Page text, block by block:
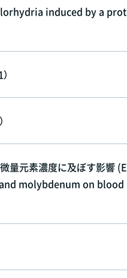
induced by a
微量元素濃度に及ぼす影響
molybdenum on blood